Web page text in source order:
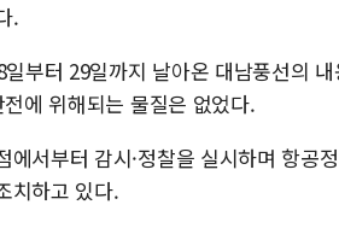
.
부터 29일까지 날아온 대남풍선의
에 위해되는 물질은 없었다.
서부터 감시·정찰을 실시하며 항공
치하고 있다.